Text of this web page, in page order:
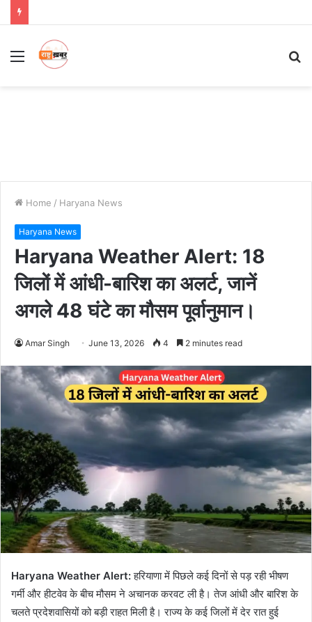
Menu
Home / Haryana News
Haryana News
Haryana Weather Alert: 18
जिलों में आंधी-बारिश का अलर्ट, जानें
अगले 48 घंटे का मौसम पूर्वानुमान।
Amar Singh June 13, 2026 4 2 minutes read
Haryana Weather Alert:हरियाणा में पिछले कई दिनों से पड़ रही भीषण
गर्मी और हीटवेव के बीच मौसम ने अचानक करवट ली है। तेज आंधी और बारिश के
चलते प्रदेशवासियों को बड़ी राहत मिली है। राज्य के कई जिलों में देर रात हुई